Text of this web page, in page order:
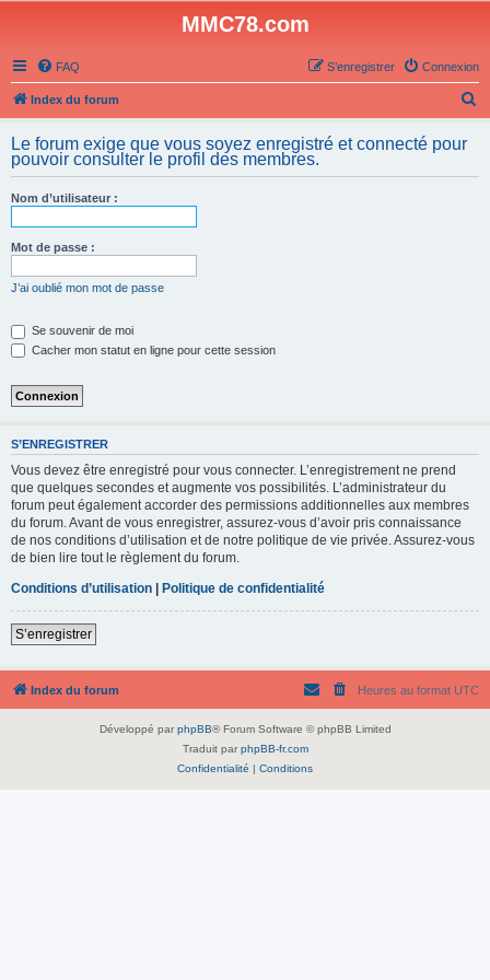
MMC78.com
FAQ Connexion
S’enregistrer
Index du forum
h
Le forum exige que vous soyez enregistré et connecté pour
pouvoir consulter le profil des membres.
Nom d’utilisateur :
Mot de passe :
J’ai oublié mon mot de passe
Se souvenir de moi
Cacher mon statut en ligne pour cette session
S’ENREGISTRER
Vous devez être enregistré pour vous connecter. L’enregistrement ne prend
que quelques secondes et augmente vos possibilités. L’administrateur du
forum peut également accorder des permissions additionnelles aux membres
du forum. Avant de vous enregistrer, assurez-vous d’avoir pris connaissance
de nos conditions d’utilisation et de notre politique de vie privée. Assurez-vous
de bien lire tout le règlement du forum.
Conditions d’utilisation | Politique de confidentialité
S’enregistrer
Index du forum Heures au format UTC
Développé par phpBB® Forum Software © phpBB Limited
Traduit par phpBB-fr.com
Confidentialité | Conditions